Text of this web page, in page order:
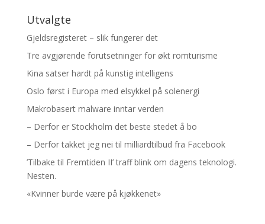
Utvalgte
Gjeldsregisteret – slik fungerer det
Tre avgjørende forutsetninger for økt romturisme
Kina satser hardt på kunstig intelligens
Oslo først i Europa med elsykkel på solenergi
Makrobasert malware inntar verden
– Derfor er Stockholm det beste stedet å bo
– Derfor takket jeg nei til milliardtilbud fra Facebook
’Tilbake til Fremtiden II’ traff blink om dagens teknologi.
Nesten.
«Kvinner burde være på kjøkkenet»